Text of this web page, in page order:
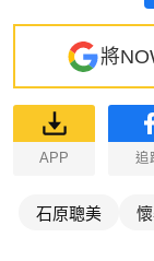
將
APP 追
石原聰美